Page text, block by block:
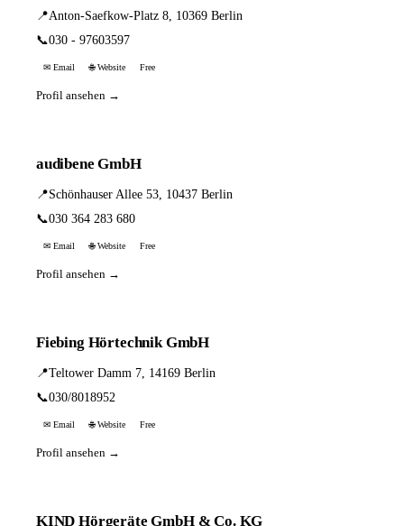
📍Anton-Saefkow-Platz 8, 10369 Berlin
📞030 - 97603597
✉ Email 🌐 Website Free
Profil ansehen →
audibene GmbH
📍Schönhauser Allee 53, 10437 Berlin
📞030 364 283 680
✉ Email 🌐 Website Free
Profil ansehen →
Fiebing Hörtechnik GmbH
📍Teltower Damm 7, 14169 Berlin
📞030/8018952
✉ Email 🌐 Website Free
Profil ansehen →
KIND Hörgeräte GmbH & Co. KG